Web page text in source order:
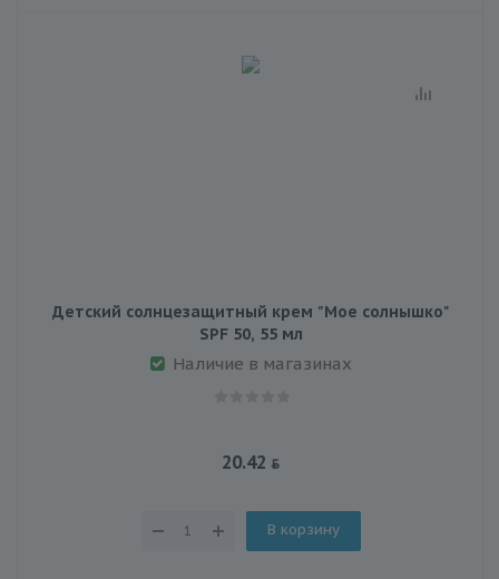
Детский солнцезащитный крем "Мое солнышко"
SPF 50, 55 мл
Наличие в магазинах
20.42
В корзину